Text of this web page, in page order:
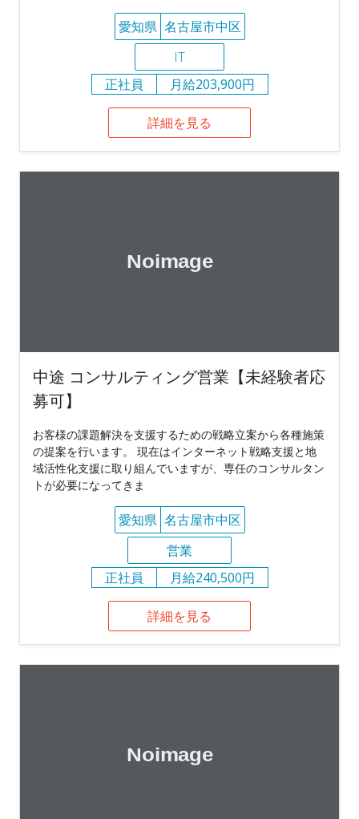
愛知県 名古屋市中区
IT
正社員
月給203,900円
詳細を見る
中途 コンサルティング営業【未経験者応
募可】
お客様の課題解決を支援するための戦略立案から各種施策
の提案を行います。 現在はインターネット戦略支援と地
域活性化支援に取り組んでいますが、専任のコンサルタン
トが必要になってきま
愛知県 名古屋市中区
営業
正社員
月給240,500円
詳細を見る